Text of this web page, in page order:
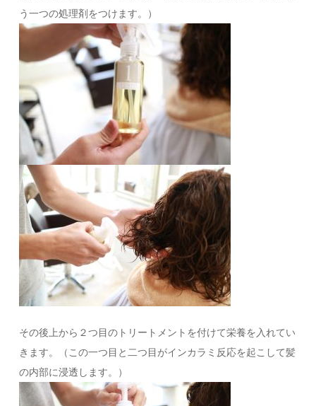
う一つの処理剤をつけます。）
その後上から２つ目のトリートメントを付けて栄養を入れてい
きます。（この一つ目と二つ目がインカラミ反応を起こして髪
の内部に浸透します。）